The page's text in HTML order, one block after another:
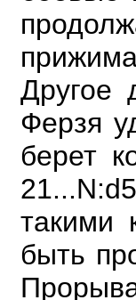
Другое
Ферзя
берет
такими
быть